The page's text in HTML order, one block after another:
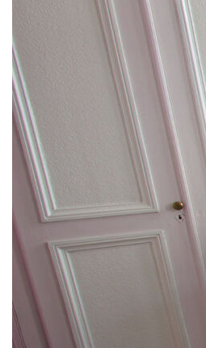
Description
Réf : 0522GL
GLV Immobilier vous propose
meublé situé au 78 rue
10 min à pied de l'université
proches de toutes commodités.
L'appartement comprend un
cuisine équipée ouverte sur un
rangements et cheminée, une
rangements et balcon ainsi